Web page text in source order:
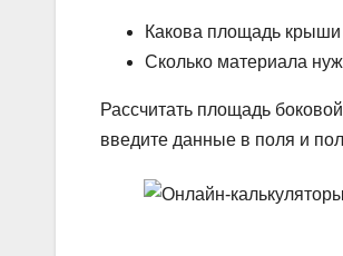
Какова площадь крыши
Сколько материала
Рассчитать площадь
введите данные в поля и